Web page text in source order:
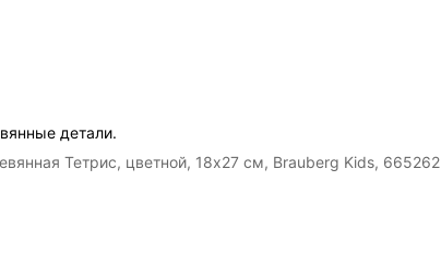
детали.
Тетрис, цветной, 18х27 см, Brauberg Kids, 665262